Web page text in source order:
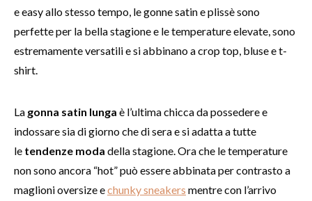
e easy allo stesso tempo, le gonne satin e plissè sono
perfette per la bella stagione e le temperature elevate, sono
estremamente versatili e si abbinano a crop top, bluse e t-
shirt.
La gonna satin lunga è l’ultima chicca da possedere e
indossare sia di giorno che di sera e si adatta a tutte
le tendenze moda della stagione. Ora che le temperature
non sono ancora “hot” può essere abbinata per contrasto a
maglioni oversize echunky sneakers mentre con l’arrivo